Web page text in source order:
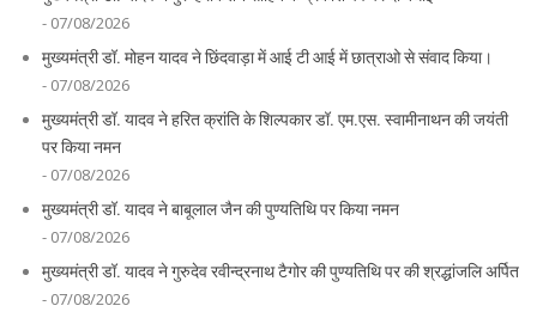
- 07/08/2026
मुख्यमंत्री डॉ. मोहन यादव ने छिंदवाड़ा में आई टी आई में छात्राओ से संवाद किया।
- 07/08/2026
मुख्यमंत्री डॉ. यादव ने हरित क्रांति के शिल्पकार डॉ. एम.एस. स्वामीनाथन की जयंती
पर किया नमन
- 07/08/2026
मुख्यमंत्री डॉ. यादव ने बाबूलाल जैन की पुण्यतिथि पर किया नमन
- 07/08/2026
मुख्यमंत्री डॉ. यादव ने गुरुदेव रवीन्द्रनाथ टैगोर की पुण्यतिथि पर की श्रद्धांजलि अर्पित
- 07/08/2026